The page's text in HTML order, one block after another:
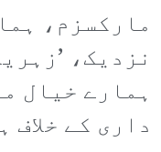
مارکسزم،
نزدیک،
ہمارے خیال
داری کے